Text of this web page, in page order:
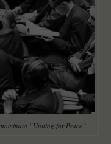
“Uniting for Peace”.